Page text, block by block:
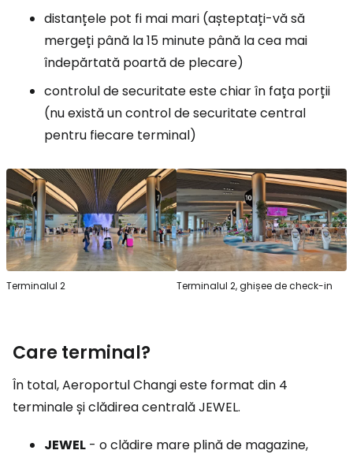
distanțele pot fi mai mari (așteptați-vă să
mergeți până la 15 minute până la cea mai
îndepărtată poartă de plecare)
controlul de securitate este chiar în fața porții
(nu există un control de securitate central
pentru fiecare terminal)
Terminalul 2 Terminalul 2, ghișee de check-in
Care terminal?
În total, Aeroportul Changi este format din 4
terminale și clădirea centrală JEWEL.
JEWEL - o clădire mare plină de magazine,